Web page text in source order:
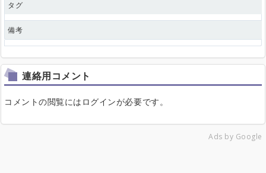
タグ
備考
連絡用コメント
コメントの閲覧にはログインが必要です。
Ads by Google